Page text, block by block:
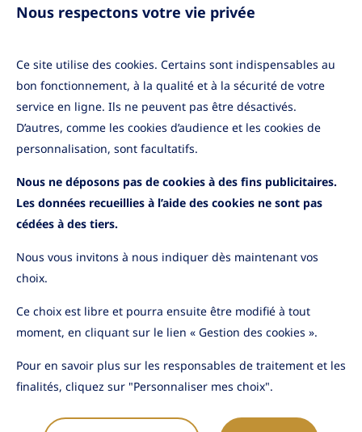
YouTube LinkedIn
Nous contacter
Mentions légales
Nous respectons votre vie privée
Ce site utilise des cookies. Certains sont indispensables au
bon fonctionnement, à la qualité et à la sécurité de votre
service en ligne. Ils ne peuvent pas être désactivés.
D’autres, comme les cookies d’audience et les cookies de
personnalisation, sont facultatifs.
Nous ne déposons pas de cookies à des fins publicitaires.
Les données recueillies à l’aide des cookies ne sont pas
cédées à des tiers.
Nous vous invitons à nous indiquer dès maintenant vos
choix.
Ce choix est libre et pourra ensuite être modifié à tout
moment, en cliquant sur le lien « Gestion des cookies ».
Pour en savoir plus sur les responsables de traitement et les
finalités, cliquez sur "Personnaliser mes choix".